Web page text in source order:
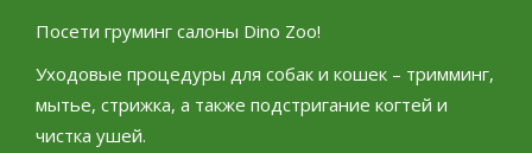
Посети груминг салоны Dino Zoo!
Уходовые процедуры для собак и кошек – тримминг,
мытье, стрижка, а также подстригание когтей и
чистка ушей.